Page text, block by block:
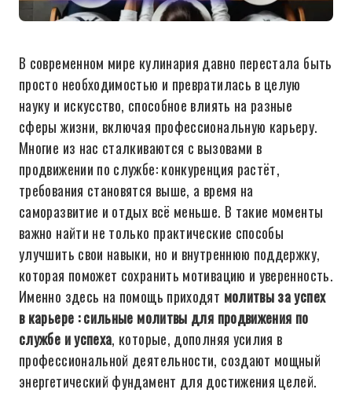
В современном мире кулинария давно перестала быть
просто необходимостью и превратилась в целую
науку и искусство, способное влиять на разные
сферы жизни, включая профессиональную карьеру.
Многие из нас сталкиваются с вызовами в
продвижении по службе: конкуренция растёт,
требования становятся выше, а время на
саморазвитие и отдых всё меньше. В такие моменты
важно найти не только практические способы
улучшить свои навыки, но и внутреннюю поддержку,
которая поможет сохранить мотивацию и уверенность.
Именно здесь на помощь приходят молитвы за успех
в карьере : сильные молитвы для продвижения по
службе и успеха, которые, дополняя усилия в
профессиональной деятельности, создают мощный
энергетический фундамент для достижения целей.